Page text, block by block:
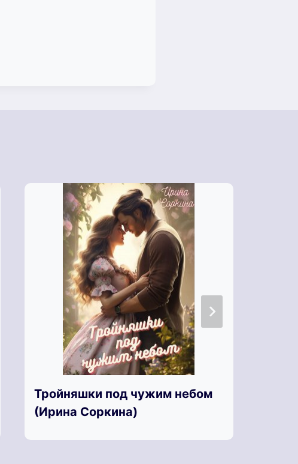
Тройняшки под чужим небом
(Ирина Соркина)